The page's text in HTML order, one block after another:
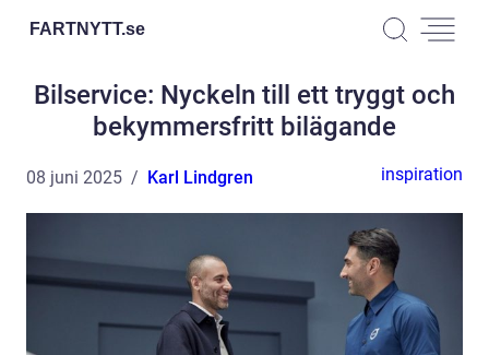
FARTNYTT.se
Bilservice: Nyckeln till ett tryggt och
bekymmersfritt bilägande
08 juni 2025 Karl Lindgren inspiration